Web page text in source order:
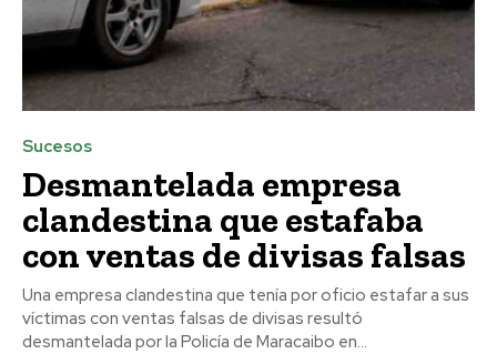
Sucesos
Desmantelada empresa
clandestina que estafaba
con ventas de divisas falsas
Una empresa clandestina que tenía por oficio estafar a sus
víctimas con ventas falsas de divisas resultó
desmantelada por la Policía de Maracaibo en...